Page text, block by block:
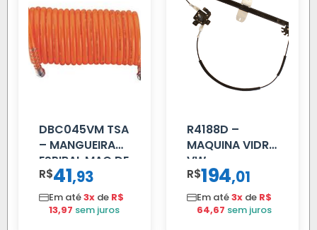
DBC045VM TSA
– MANGUEIRA
ESPIRAL MAO DE
AMIGO UNIV 16
MM 4.5MTS
VERMELHA
R$41,93
Em até3x de R$
13,97 sem juros
R4188D –
MAQUINA VIDRO
VW
CONSTELLATION
MANUAL LD
R$194,01
Em até3x de R$
64,67 sem juros